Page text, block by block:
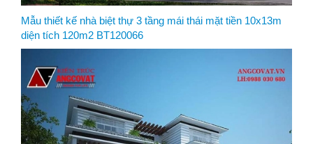
Mẫu thiết kế nhà biệt thự 3 tầng mái thái mặt tiền 10x13m
diện tích 120m2 BT120066